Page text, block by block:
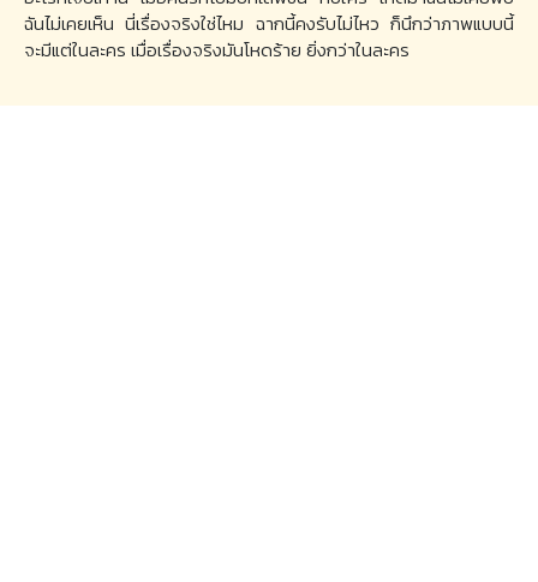
ฉันไม่เคยเห็น นี่เรื่องจริงใช่ไหม ฉากนี้คงรับไม่ไหว ก็นึกว่าภาพแบบนี้
จะมีแต่ในละคร เมื่อเรื่องจริงมันโหดร้าย ยิ่งกว่าในละคร